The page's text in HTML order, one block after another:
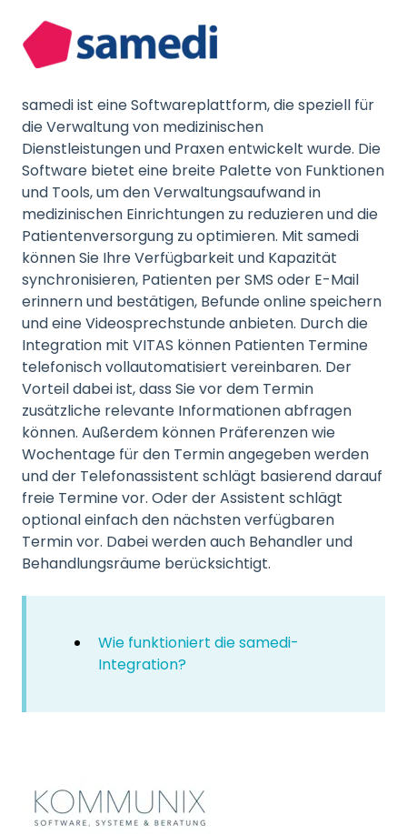
samedi ist eine Softwareplattform, die speziell für
die Verwaltung von medizinischen
Dienstleistungen und Praxen entwickelt wurde. Die
Software bietet eine breite Palette von Funktionen
und Tools, um den Verwaltungsaufwand in
medizinischen Einrichtungen zu reduzieren und die
Patientenversorgung zu optimieren. Mit samedi
können Sie Ihre Verfügbarkeit und Kapazität
synchronisieren, Patienten per SMS oder E-Mail
erinnern und bestätigen, Befunde online speichern
und eine Videosprechstunde anbieten. Durch die
Integration mit VITAS können Patienten Termine
telefonisch vollautomatisiert vereinbaren. Der
Vorteil dabei ist, dass Sie vor dem Termin
zusätzliche relevante Informationen abfragen
können. Außerdem können Präferenzen wie
Wochentage für den Termin angegeben werden
und der Telefonassistent schlägt basierend darauf
freie Termine vor. Oder der Assistent schlägt
optional einfach den nächsten verfügbaren
Termin vor. Dabei werden auch Behandler und
Behandlungsräume berücksichtigt.
Wie funktioniert die samedi-
Integration?